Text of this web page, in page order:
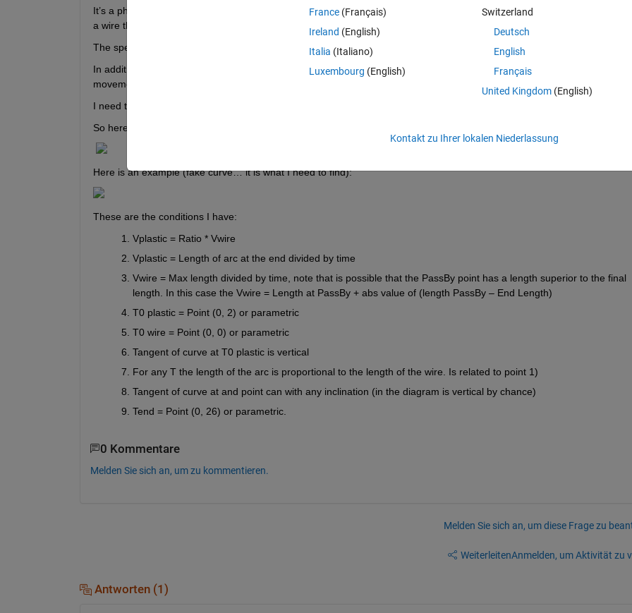
It’s a physical problem, I have a plastic pipe coming out vertically from an inlet. At the same time the end of the pipe is
a wire that is coming out below.
The speed of the output of the plastic pipe and of the wire is proportional and fixed: V
plastic = Ratio * V
In addition to that there is a point I need the curve to pass by at a certain time as well as the end point at the end of the
movement should be on the X axis.
I need to model how the ending point of the plastic tube will evolve through time.
So here is the starting schema:
Here is an example (fake curve… it is what I need to find):
These are the conditions I have:
Vplastic = Ratio * Vwire
Vplastic = Length of arc at the end divided by time
Vwire = Max length divided by time, note that is possible that the PassBy point has a length superior to the final
length. In this case the Vwire = Length at PassBy + abs value of (length PassBy – End Length)
T0 plastic = Point (0, 2) or parametric
T0 wire = Point (0, 0) or parametric
Tangent of curve at T0 plastic is vertical
For any T the length of the arc is proportional to the length of the wire. Is related to point 1)
Tangent of curve at and point can with any inclination (in the diagram is vertical by chance)
Tend = Point (0, 26) or parametric.
0 Kommentare
Melden Sie sich an, um zu kommentieren.
Melden Sie sich an, um diese Frage zu
WeiterleitenAnmelden, um Aktivität zu
Antworten (1)
France (Français)
Ireland (English)
Italia (Italiano)
Luxembourg (English)
Switzerland
Deutsch
English
Français
United Kingdom(English)
Kontakt zu Ihrer lokalen Niederlassung